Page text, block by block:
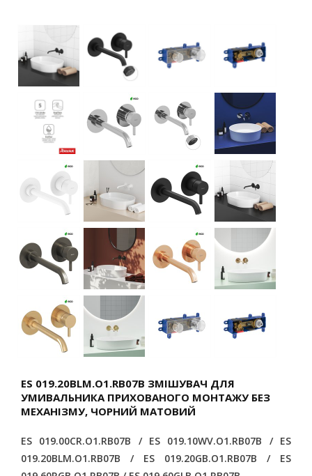
ES 019.20BLM.O1.RB07B ЗМІШУВАЧ ДЛЯ
УМИВАЛЬНИКА ПРИХОВАНОГО МОНТАЖУ БЕЗ
МЕХАНІЗМУ, ЧОРНИЙ МАТОВИЙ
ES 019.00CR.O1.RB07B / ES 019.10WV.O1.RB07B / ES
019.20BLM.O1.RB07B / ES 019.20GB.O1.RB07B / ES